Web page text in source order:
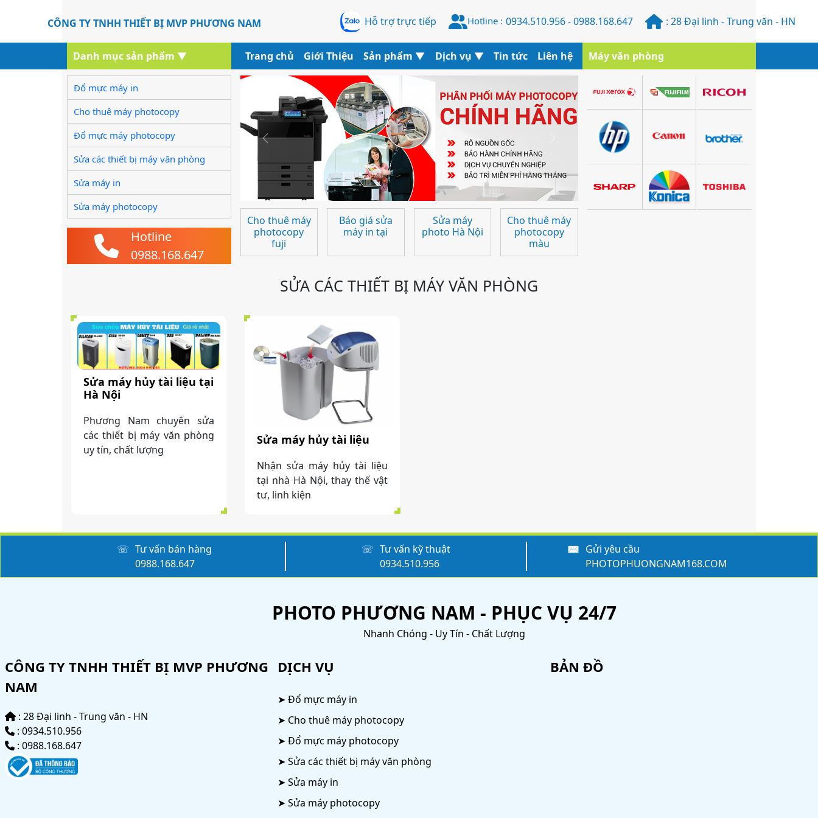
CÔNG TY TNHH THIẾT BỊ MVP PHƯƠNG NAM Hỗ trợ trực tiếp Hotline : 0934.510.956 - 0988.168.647 : 28 Đại linh - Trung văn - HN
Danh mục sản phẩm ▼ Trang chủ Giới Thiệu Sản phẩm ▼ Dịch vụ ▼ Tin tức Liên hệ Máy văn phòng
Đổ mực máy in
Cho thuê máy photocopy
Đổ mực máy photocopy
Sửa các thiết bị máy văn phòng
Sửa máy in
Sửa máy photocopy
Hotline
0988.168.647
Previous
Cho thuê máy
photocopy
fuji
Báo giá sửa
máy in tại
Sửa máy
photo Hà Nội
Cho thuê máy
photocopy
màu
SỬA CÁC THIẾT BỊ MÁY VĂN PHÒNG
Sửa máy hủy tài liệu tại
Hà Nội
Phương Nam chuyên sửa
các thiết bị máy văn phòng
uy tín, chất lượng
Sửa máy hủy tài liệu
Nhận sửa máy hủy tài liệu
tại nhà Hà Nội, thay thế vật
tư, linh kiện
☏ Tư vấn bán hàng
0988.168.647
☏ Tư vấn kỹ thuật
0934.510.956
✉ Gửi yêu cầu
PHOTOPHUONGNAM168.COM
PHOTO PHƯƠNG NAM - PHỤC VỤ 24/7
Nhanh Chóng - Uy Tín - Chất Lượng
CÔNG TY TNHH THIẾT BỊ MVP PHƯƠNG
NAM
: 28 Đại linh - Trung văn - HN
: 0934.510.956
: 0988.168.647
DỊCH VỤ
➤ Đổ mực máy in
➤ Cho thuê máy photocopy
➤ Đổ mực máy photocopy
➤ Sửa các thiết bị máy văn phòng
➤ Sửa máy in
➤ Sửa máy photocopy
BẢN ĐỒ